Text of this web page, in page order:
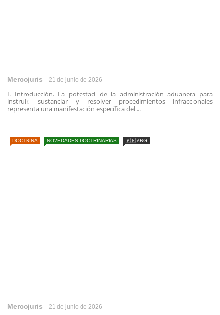
Mercojuris 21 de junio de 2026
I. Introducción. La potestad de la administración aduanera para
instruir, sustanciar y resolver procedimientos infraccionales
representa una manifestación específica del ...
DOCTRINA NOVEDADES DOCTRINARIAS 🇦🇷 ARG
Mercojuris 21 de junio de 2026